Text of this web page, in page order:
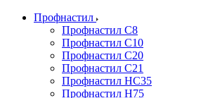
Профнастил
Профнастил С8
Профнастил С10
Профнастил С20
Профнастил С21
Профнастил НС35
Профнастил Н75